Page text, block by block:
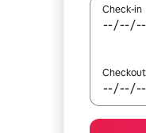
Check-in
Checkout